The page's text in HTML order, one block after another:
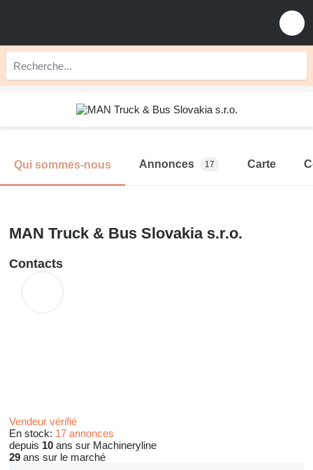
Qui sommes-nous Annonces 17 Carte
MAN Truck & Bus Slovakia s.r.o.
Contacts
Vendeur vérifié
En stock: 17 annonces
depuis 10 ans sur Machineryline
29 ans sur le marché